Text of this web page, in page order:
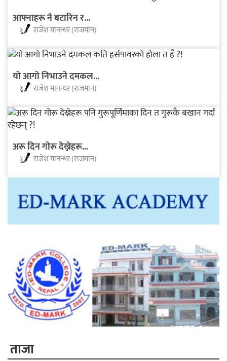
आफ्नाहरू नै बटारिन र...
राजेश मानन्धर (राजमान)
याे आगाे निभाउने दमकल...
राजेश मानन्धर (राजमान)
अरू दिन गाेरू देख्नेहरू...
राजेश मानन्धर (राजमान)
ताजा